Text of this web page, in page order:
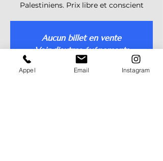
Palestiniens. Prix libre et conscient
Aucun billet en vente
Voir d'autres événements
Appel Email Instagram